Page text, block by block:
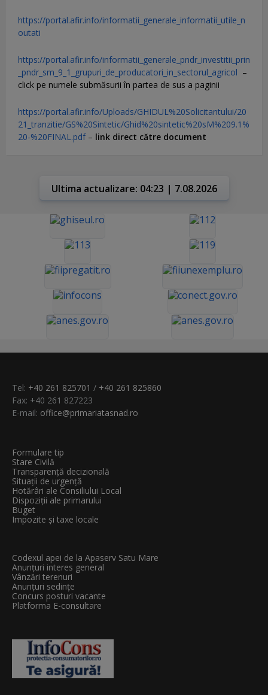
https://portal.afir.info/informatii_generale_informatii_utile_n
outati
https://portal.afir.info/informatii_generale_pndr_investitii_prin
_pndr_sm_9_1_grupuri_de_producatori_in_sectorul_agricol –
click pe numele submăsurii în partea de sus a paginii
https://portal.afir.info/Uploads/GHIDUL%20Solicitantului/20
21_tranzitie/GS%20Sintetic/Ghid%20sintetic%20sM%209.1%
20-%20FINAL.pdf– link direct către document
Ultima actualizare: 04:23 | 7.08.2026
Tel: +40 261 825701 / +40 261 825860
Fax: +40 261 827223
E-mail: office@primariatasnad.ro
Formulare tip
Stare Civilă
Transparenţă decizională
Situații de urgență
Hotărâri ale Consiliului Local
Dispoziții ale primarului
Buget
Impozite și taxe locale
Codexul apei de la Apaserv Satu Mare
Anunțuri interes general
Vânzări terenuri
Anunțuri sedințe
Concurs posturi vacante
Platforma E-consultare